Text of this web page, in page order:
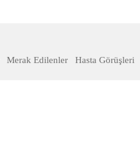
Merak Edilenler Hasta Görüşleri